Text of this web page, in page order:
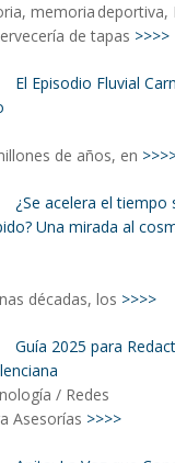
memoria deportiva,
de tapas >>>>
El Episodio Fluvial
de años, en
¿Se acelera el tiempo
Una mirada al
décadas, los >>>>
Guía 2025 para
/ Redes
Asesorías >>>>